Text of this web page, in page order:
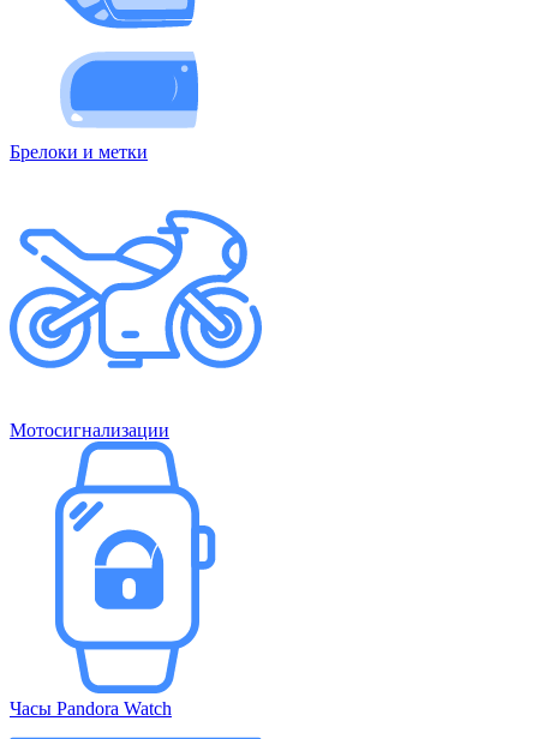
Брелоки и метки
Мотосигнализации
Часы Pandora Watch